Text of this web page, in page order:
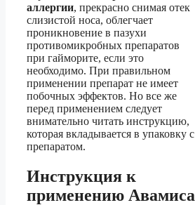
аллергии, прекрасно снимая отек
слизистой носа, облегчает
проникновение в пазухи
противомикробных препаратов
при гайморите, если это
необходимо. При правильном
применении препарат не имеет
побочных эффектов. Но все же
перед применением следует
внимательно читать инструкцию,
которая вкладывается в упаковку с
препаратом.
Инструкция к
применению Авамиса